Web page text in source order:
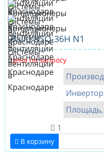
Ballu BSQ-36H N1
Цена по запросу
Инвертор
Площадь,
1
В корзину